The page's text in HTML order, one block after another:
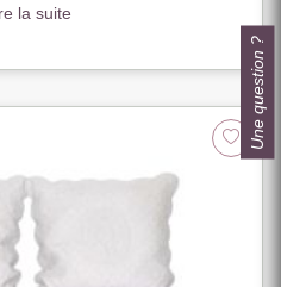
la suite
Une question ?